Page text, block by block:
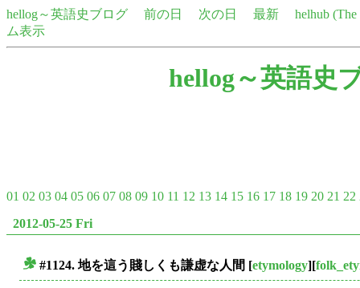
hellog～英語史ブログ 前の日 次の日 最新
helhub
ム表示
hellog～英語史
01 02 03 04 05 06 07 08 09 10 11 12 13 14 15 16 17 18 19 20 21 22
2012-05-25 Fri
#1124. 地を這う賤しくも謙虚な人間 [etymology][